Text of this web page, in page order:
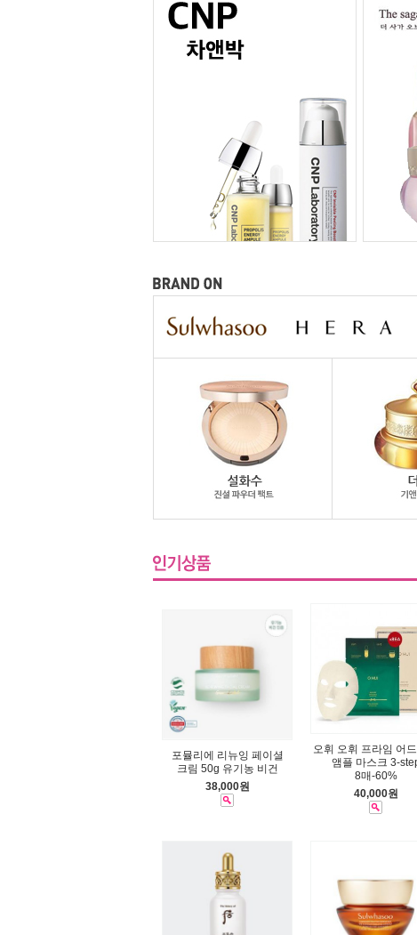
포뮬리에 리뉴잉 페이셜
크림 50g 유기농 비건
38,000원
오휘 오휘 프라임 어
앰플 마스크 3-
8매-60%
40,000원